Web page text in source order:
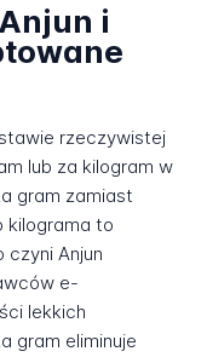
i
rzeczywistej
lub za kilogram w
gram zamiast
kilograma to
Anjun
e-
lekkich
gram eliminuje